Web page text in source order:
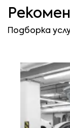
MAZDA 6;
E;
NISSAN
Primera,
OPEL
Meriva,
Подборка